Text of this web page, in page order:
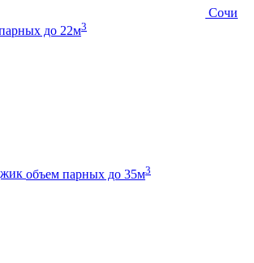
Сочи
до 22м3
объем парных до 35м3